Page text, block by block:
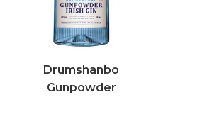
Drumshanbo
Gunpowder